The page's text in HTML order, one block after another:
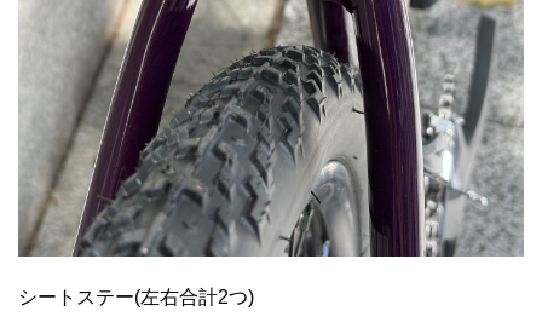
シートステー(左右合計2つ)